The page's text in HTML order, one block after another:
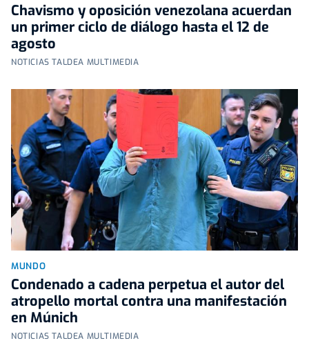
Chavismo y oposición venezolana acuerdan
un primer ciclo de diálogo hasta el 12 de
agosto
NOTICIAS TALDEA MULTIMEDIA
MUNDO
Condenado a cadena perpetua el autor del
atropello mortal contra una manifestación
en Múnich
NOTICIAS TALDEA MULTIMEDIA